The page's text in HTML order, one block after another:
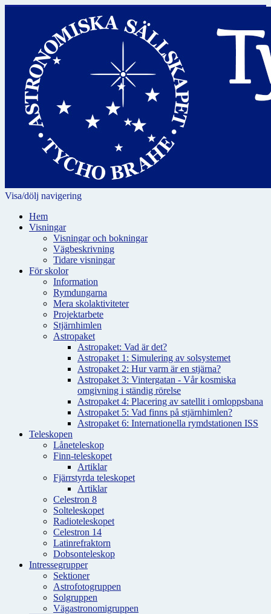
Visa/dölj navigering
Hem
Visningar
Visningar och bokningar
Vägbeskrivning
Tidare visningar
För skolor
Information
Rymdungarna
Mera skolaktiviteter
Projektarbete
Stjärnhimlen
Astropaket
Astropaket: Vad är det?
Astropaket 1: Simulering av solsystemet
Astropaket 2: Hur varm är en stjärna?
Astropaket 3: Vintergatan - Vår kosmiska
omgivning i ständig rörelse
Astropaket 4: Placering av satellit i omloppsbana
Astropaket 5: Vad finns på stjärnhimlen?
Astropaket 6: Internationella rymdstationen ISS
Teleskopen
Låneteleskop
Finn-teleskopet
Artiklar
Fjärrstyrda teleskopet
Artiklar
Celestron 8
Solteleskopet
Radioteleskopet
Celestron 14
Latinrefraktorn
Dobsonteleskop
Intressegrupper
Sektioner
Astrofotogruppen
Solgruppen
Vägastronomigruppen